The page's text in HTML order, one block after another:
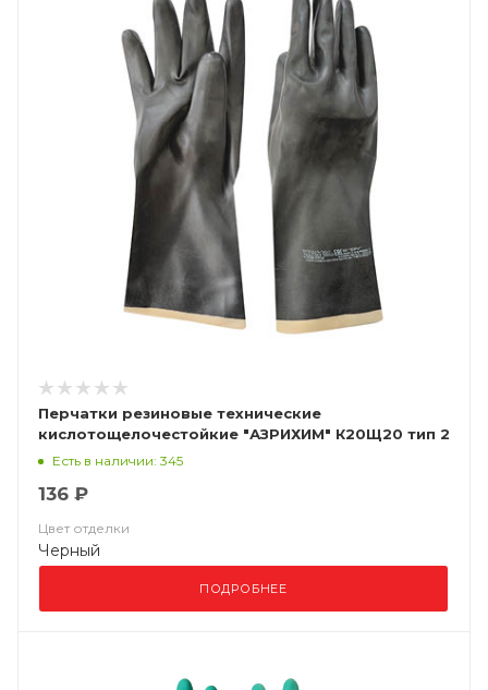
Перчатки резиновые технические
кислотощелочестойкие "АЗРИХИМ" К20Щ20 тип 2
(КЩСТ-2 (АЗРИ)
Есть в наличии: 345
136 ₽
Цвет отделки
Черный
ПОДРОБНЕЕ